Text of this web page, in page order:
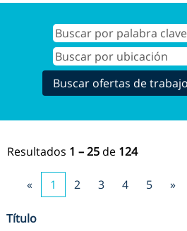
Resultados 1 – 25 de 124
« 1 2 3 4 5 »
Título